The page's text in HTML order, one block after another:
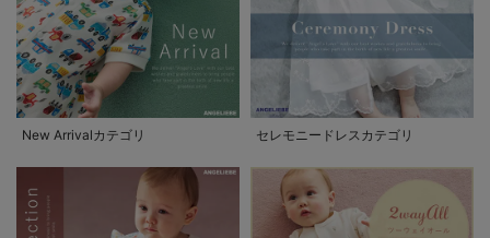
New Arrivalカテゴリ セレモニードレスカテゴリ